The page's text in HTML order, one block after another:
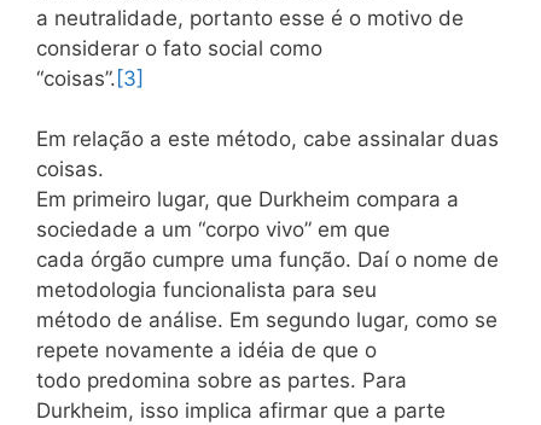
a neutralidade, portanto esse é o motivo de
considerar o fato social como
“coisas”. [3]
Em relação a este método, cabe assinalar duas
coisas.
Em primeiro lugar, que Durkheim compara a
sociedade a um “corpo vivo” em que
cada órgão cumpre uma função. Daí o nome de
metodologia funcionalista para seu
método de análise. Em segundo lugar, como se
repete novamente a idéia de que o
todo predomina sobre as partes. Para
Durkheim, isso implica afirmar que a parte